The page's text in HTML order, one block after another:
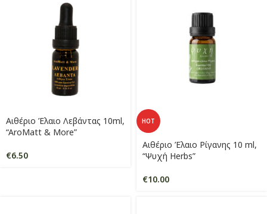
Αιθέριο Έλαιο Λεβάντας 10ml,
“AroMatt & More”
€6.50
HOT
Αιθέριο Έλαιο Ρίγανης 10 ml,
“Ψυχή Herbs”
€10.00